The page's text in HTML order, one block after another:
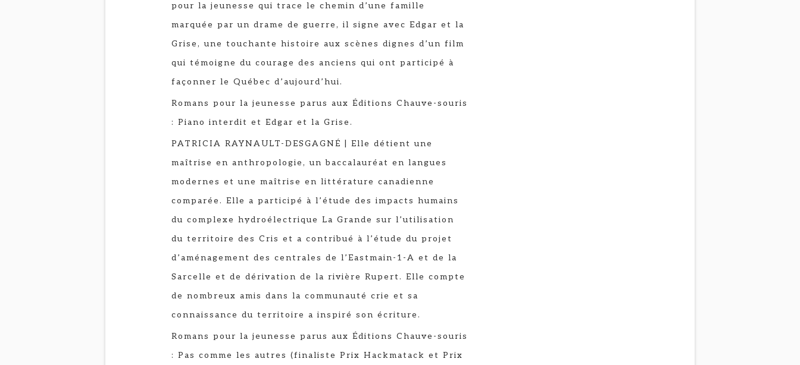
pour la jeunesse qui trace le chemin d’une famille
marquée par un drame de guerre, il signe avec Edgar et la
Grise, une touchante histoire aux scènes dignes d’un film
qui témoigne du courage des anciens qui ont participé à
façonner le Québec d’aujourd’hui.
Romans pour la jeunesse parus aux Éditions Chauve-souris
: Piano interdit et Edgar et la Grise.
PATRICIA RAYNAULT-DESGAGNÉ | Elle détient une
maîtrise en anthropologie, un baccalauréat en langues
modernes et une maîtrise en littérature canadienne
comparée. Elle a participé à l’étude des impacts humains
du complexe hydroélectrique La Grande sur l’utilisation
du territoire des Cris et a contribué à l’étude du projet
d’aménagement des centrales de l’Eastmain-1-A et de la
Sarcelle et de dérivation de la rivière Rupert. Elle compte
de nombreux amis dans la communauté crie et sa
connaissance du territoire a inspiré son écriture.
Romans pour la jeunesse parus aux Éditions Chauve-souris
: Pas comme les autres (finaliste Prix Hackmatack et Prix